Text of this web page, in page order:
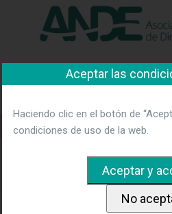
"Ver política"
Asociación
Enfermeras GestorasCaptura de
21.28.48
Aceptar las
Haciendo clic en el botón de
condiciones de uso de la web.